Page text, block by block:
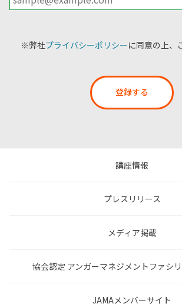
※弊社プライバシーポリシーに同意の上、
登録する
講座情報
プレスリリース
メディア掲載
協会認定 アンガーマネジメントファシ
JAMAメンバーサイト